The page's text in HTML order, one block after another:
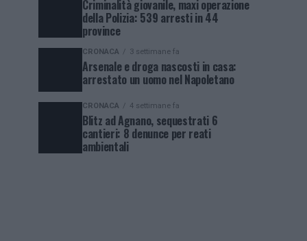
Criminalità giovanile, maxi operazione
della Polizia: 539 arresti in 44
province
CRONACA 3 settimane fa
Arsenale e droga nascosti in casa:
arrestato un uomo nel Napoletano
CRONACA 4 settimane fa
Blitz ad Agnano, sequestrati 6
cantieri: 8 denunce per reati
ambientali